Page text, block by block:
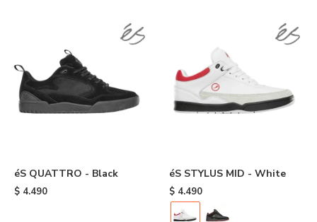
éS QUATTRO - Black
$ 4.490
éS STYLUS MID - White
$ 4.490